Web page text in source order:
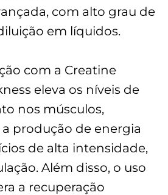
com alto grau de
em líquidos.
com a Creatine
eleva os níveis de
nos músculos,
a produção de energia
de alta intensidade,
Além disso, o uso
a recuperação